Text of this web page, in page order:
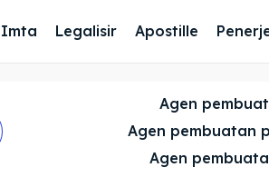
Imta Legalisir Apostille
Agen
Agen pembuatan
Agen